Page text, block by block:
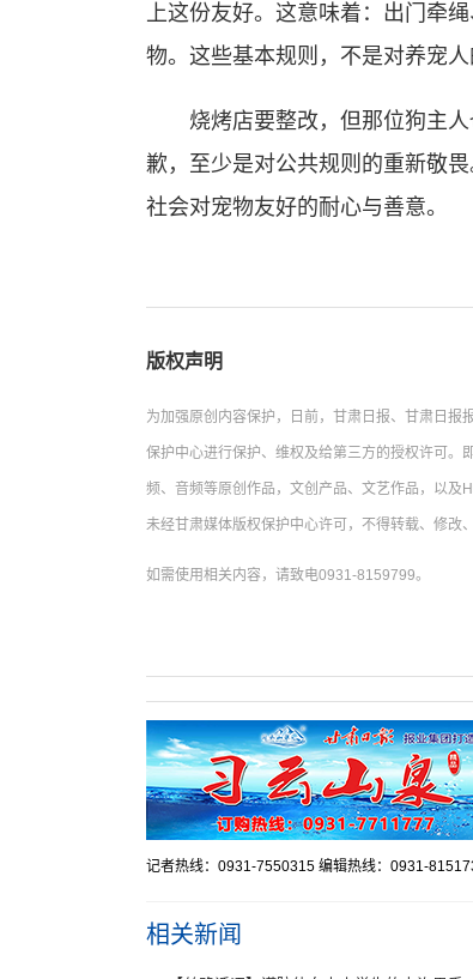
上这份友好。这意味着：出门牵
物。这些基本规则，不是对养宠
烧烤店要整改，但那位狗主人
歉，至少是对公共规则的重新敬
社会对宠物友好的耐心与善意。
版权声明
为加强原创内容保护，日前，甘肃日报、甘肃日报
保护中心进行保护、维权及给第三方的授权许可。
频、音频等原创作品，文创产品、文艺作品，以及
未经甘肃媒体版权保护中心许可，不得转载、修改
如需使用相关内容，请致电0931-8159799。
记者热线：0931-7550315 编辑热线：0931-
相关新闻